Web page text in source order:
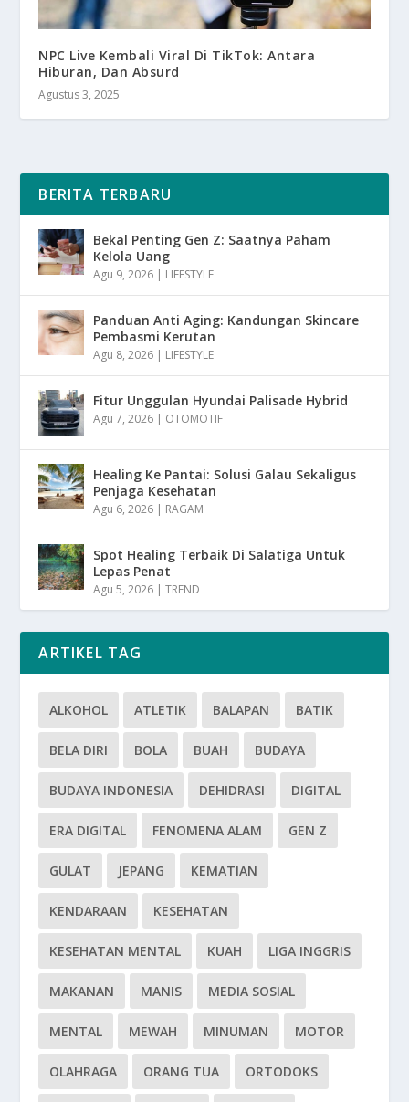
NPC Live Kembali Viral Di TikTok: Antara
Hiburan, Dan Absurd
Agustus 3, 2025
BERITA TERBARU
Bekal Penting Gen Z: Saatnya Paham
Kelola Uang
Agu 9, 2026 | LIFESTYLE
Panduan Anti Aging: Kandungan Skincare
Pembasmi Kerutan
Agu 8, 2026 | LIFESTYLE
Fitur Unggulan Hyundai Palisade Hybrid
Agu 7, 2026 | OTOMOTIF
Healing Ke Pantai: Solusi Galau Sekaligus
Penjaga Kesehatan
Agu 6, 2026 | RAGAM
Spot Healing Terbaik Di Salatiga Untuk
Lepas Penat
Agu 5, 2026 |TREND
ARTIKEL TAG
ALKOHOL ATLETIK BALAPAN BATIK
BELA DIRI BOLA BUAH BUDAYA
BUDAYA INDONESIA DEHIDRASI DIGITAL
ERA DIGITAL FENOMENA ALAM GEN Z
GULAT JEPANG KEMATIAN
KENDARAAN KESEHATAN
KESEHATAN MENTAL KUAH LIGA INGGRIS
MAKANAN MANIS MEDIA SOSIAL
MENTAL MEWAH MINUMAN MOTOR
OLAHRAGA ORANG TUA ORTODOKS